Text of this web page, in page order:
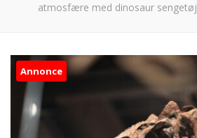
atmosfære med dinosaur
Annonce